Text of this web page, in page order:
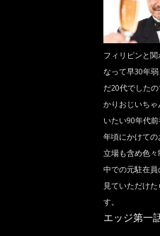
フィリピンと関
なって早30年
だ20代でした
かりおじいち
いたい90年代
年頃にかけての
立場も含め色々
中での元駐在員
見ていただけた
す。
エッジ第一